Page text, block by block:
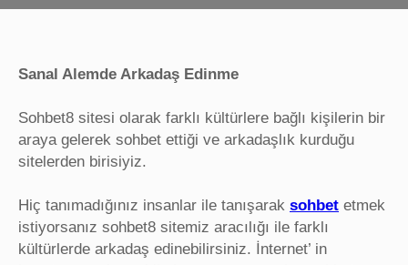
Sanal Alemde Arkadaş Edinme
Sohbet8 sitesi olarak farklı kültürlere bağlı kişilerin bir
araya gelerek sohbet ettiği ve arkadaşlık kurduğu
sitelerden birisiyiz.
Hiç tanımadığınız insanlar ile tanışarak sohbet etmek
istiyorsanız sohbet8 sitemiz aracılığı ile farklı
kültürlerde arkadaş edinebilirsiniz. İnternet’ in